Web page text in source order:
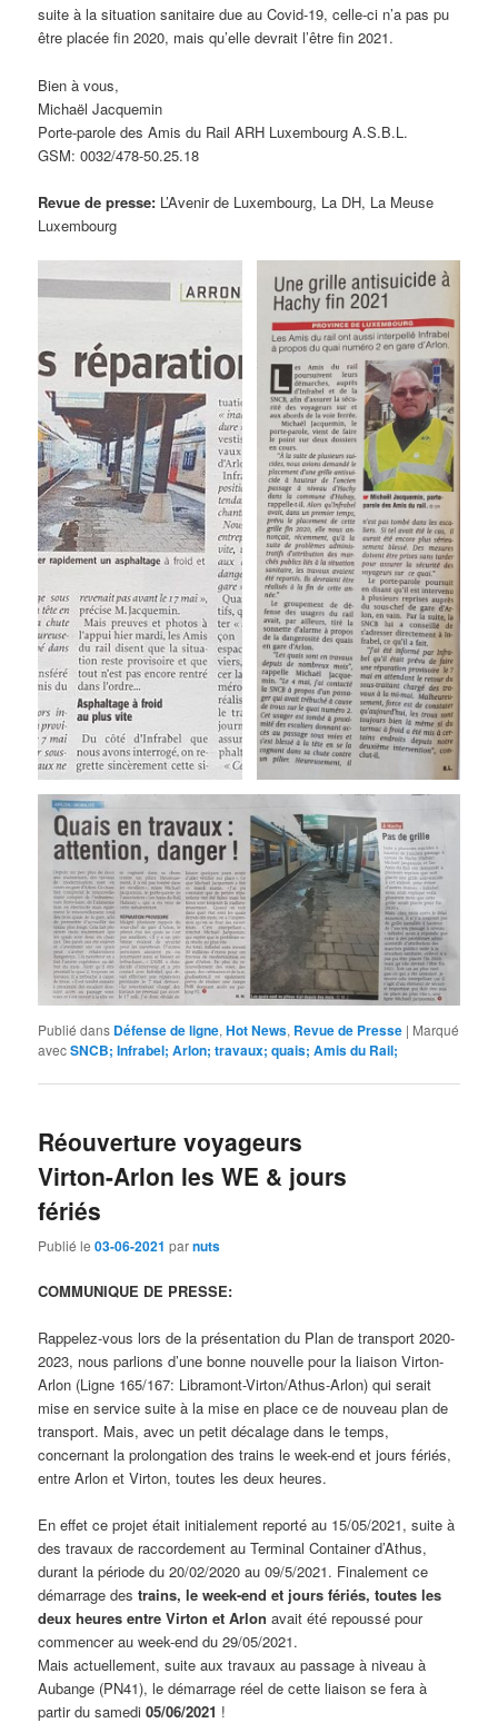
suite à la situation sanitaire due au Covid-19, celle-ci n’a pas pu
être placée fin 2020, mais qu’elle devrait l’être fin 2021.
Bien à vous,
Michaël Jacquemin
Porte-parole des Amis du Rail ARH Luxembourg A.S.B.L.
GSM: 0032/478-50.25.18
Revue de presse: L’Avenir de Luxembourg, La DH, La Meuse
Luxembourg
Publié dans Défense de ligne,Hot News, Revue de Presse | Marqué
avecSNCB; Infrabel; Arlon; travaux; quais; Amis du Rail;
Réouverture voyageurs
Virton-Arlon les WE & jours
fériés
Publié le03-06-2021 parnuts
COMMUNIQUE DE PRESSE:
Rappelez-vous lors de la présentation du Plan de transport 2020-
2023, nous parlions d’une bonne nouvelle pour la liaison Virton-
Arlon (Ligne 165/167: Libramont-Virton/Athus-Arlon) qui serait
mise en service suite à la mise en place ce de nouveau plan de
transport. Mais, avec un petit décalage dans le temps,
concernant la prolongation des trains le week-end et jours fériés,
entre Arlon et Virton, toutes les deux heures.
En effet ce projet était initialement reporté au 15/05/2021, suite à
des travaux de raccordement au Terminal Container d’Athus,
durant la période du 20/02/2020 au 09/5/2021. Finalement ce
démarrage destrains, le week-end et jours fériés, toutes les
deux heures entre Virton et Arlonavait été repoussé pour
commencer au week-end du 29/05/2021.
Mais actuellement, suite aux travaux au passage à niveau à
Aubange (PN41), le démarrage réel de cette liaison se fera à
partir du samedi05/06/2021 !